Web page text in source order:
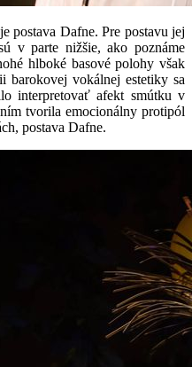
postava Dafne. Pre postavu jej
v parte nižšie, ako poznáme
hlboké basové polohy však
vokálnej estetiky sa
interpretovať afekt smútku v
tvorila emocionálny protipól
postava Dafne.